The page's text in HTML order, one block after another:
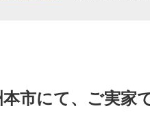
市にて、ご実家